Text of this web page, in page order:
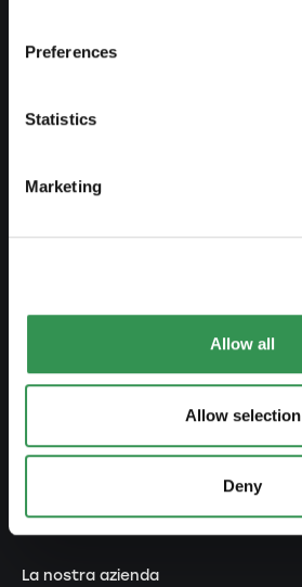
Preferences
Statistics
Marketing
Allow all
Allow selection
Deny
Documenti importanti
Dichiarazione dei redditi
Ecosistema
Programma di raccomandazione
La nostra azienda